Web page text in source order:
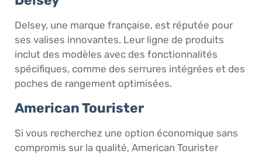
Delsey, une marque française, est réputée pour
ses valises innovantes. Leur ligne de produits
inclut des modèles avec des fonctionnalités
spécifiques, comme des serrures intégrées et des
poches de rangement optimisées.
American Tourister
Si vous recherchez une option économique sans
compromis sur la qualité, American Tourister